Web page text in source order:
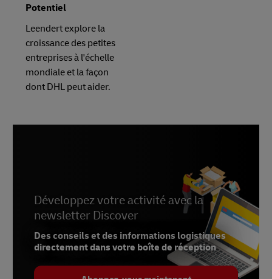
Potentiel
Leendert explore la
croissance des petites
entreprises à l'échelle
mondiale et la façon
dont DHL peut aider.
Développez votre activité avec la
newsletter Discover
Des conseils et des informations logistiques
directement dans votre boîte de réception